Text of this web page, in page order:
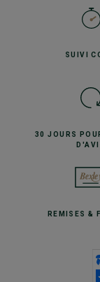
SUIVI
30 JOURS
REMISES&